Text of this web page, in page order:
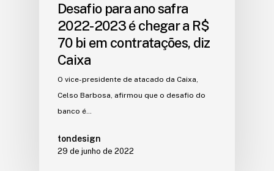
Desafio para ano safra
2022-2023 é chegar a R$
70 bi em contratações, diz
Caixa
O vice-presidente de atacado da Caixa,
Celso Barbosa, afirmou que o desafio do
banco é…
tondesign
29 de junho de 2022